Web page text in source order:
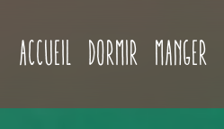
Accueil Dormir Manger